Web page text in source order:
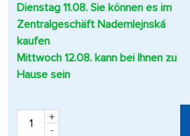
Dienstag 11.08. Sie können es im
Zentralgeschäft Nademlejnská
kaufen
Mittwoch 12.08. kann bei Ihnen zu
Hause sein
+
-